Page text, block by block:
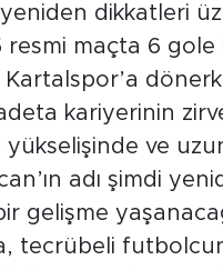
dikkatleri
resmi maçta 6
kariyerinin
ve
adı şimdi
gelişme
tecrübeli